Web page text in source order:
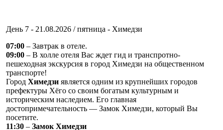
День 7 - 21.08.2026 / пятница - Химедзи
07:00 – Завтрак в отеле.
09:00 – В холле отеля Вас ждет гид и транспротно-
пешеходная экскурсия в город Химедзи на общественном
транспорте!
Город Химедзи является одним из крупнейших городов
префектуры Хёго со своим богатым культурным и
историческим наследием. Его главная
достопримечательность — Замок Химедзи, который Вы
посетите.
11:30 – Замок Химедзи